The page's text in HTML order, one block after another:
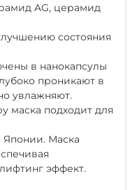
AG, церамид
состояния
в нанокапсулы
проникают в
увлажняют.
маска подходит для
Японии. Маска
эффект.